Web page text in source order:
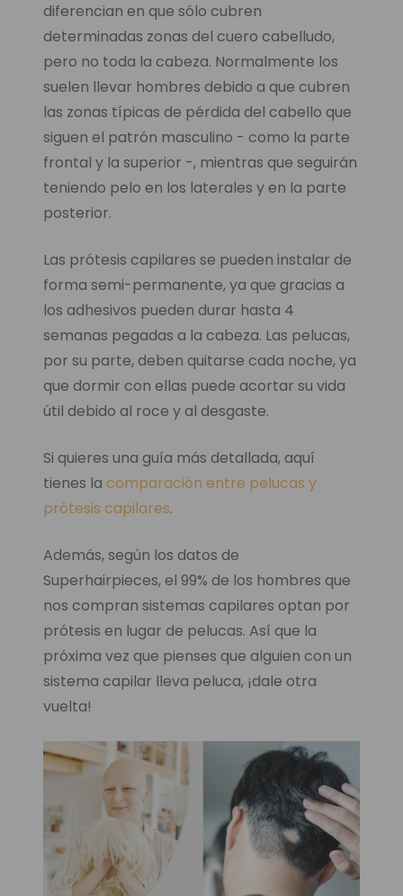
diferencian en que sólo cubren
determinadas zonas del cuero cabelludo,
pero no toda la cabeza. Normalmente los
suelen llevar hombres debido a que cubren
las zonas típicas de pérdida del cabello que
siguen el patrón masculino - como la parte
frontal y la superior -, mientras que seguirán
teniendo pelo en los laterales y en la parte
posterior.
Las prótesis capilares se pueden instalar de
forma semi-permanente, ya que gracias a
los adhesivos pueden durar hasta 4
semanas pegadas a la cabeza. Las pelucas,
por su parte, deben quitarse cada noche, ya
que dormir con ellas puede acortar su vida
útil debido al roce y al desgaste.
Si quieres una guía más detallada, aquí
tienes la comparación entre pelucas y
prótesis capilares.
Además, según los datos de
Superhairpieces, el 99% de los hombres que
nos compran sistemas capilares optan por
prótesis en lugar de pelucas. Así que la
próxima vez que pienses que alguien con un
sistema capilar lleva peluca, ¡dale otra
vuelta!